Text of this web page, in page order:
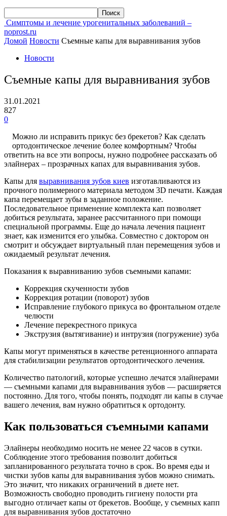
Симптомы и лечение урогенитальных заболеваний –
noprost.ru
Домой Новости Съемные капы для выравнивания зубов
Новости
Съемные капы для выравнивания зубов
31.01.2021
827
0
Можно ли исправить прикус без брекетов? Как сделать
ортодонтическое лечение более комфортным? Чтобы
ответить на все эти вопросы, нужно подробнее рассказать об
элайнерах – прозрачных капах для выравнивания зубов.
Капы для выравнивания зубов киев изготавливаются из
прочного полимерного материала методом 3D печати. Каждая
капа перемещает зубы в заданное положение.
Последовательное применение комплекта кап позволяет
добиться результата, заранее рассчитанного при помощи
специальной программы. Еще до начала лечения пациент
знает, как изменится его улыбка. Совместно с доктором он
смотрит и обсуждает виртуальный план перемещения зубов и
ожидаемый результат лечения.
Показания к выравниванию зубов съемными капами:
Коррекция скученности зубов
Коррекция ротации (поворот) зубов
Исправление глубокого прикуса во фронтальном отделе
челюсти
Лечение перекрестного прикуса
Экструзия (вытягивание) и интрузия (погружение) зуба
Капы могут применяться в качестве ретенционного аппарата
для стабилизации результатов ортодонтического лечения.
Количество патологий, которые успешно лечатся элайнерами
— съемными капами для выравнивания зубов — расширяется
постоянно. Для того, чтобы понять, подходят ли капы в случае
вашего лечения, вам нужно обратиться к ортодонту.
Как пользоваться съемными капами
Элайнеры необходимо носить не менее 22 часов в сутки.
Соблюдение этого требования позволит добиться
запланированного результата точно в срок. Во время еды и
чистки зубов капы для выравнивания зубов можно снимать.
Это значит, что никаких ограничений в диете нет.
Возможность свободно проводить гигиену полости рта
выгодно отличает капы от брекетов. Вообще, у съемных капп
для выравнивания зубов достаточно